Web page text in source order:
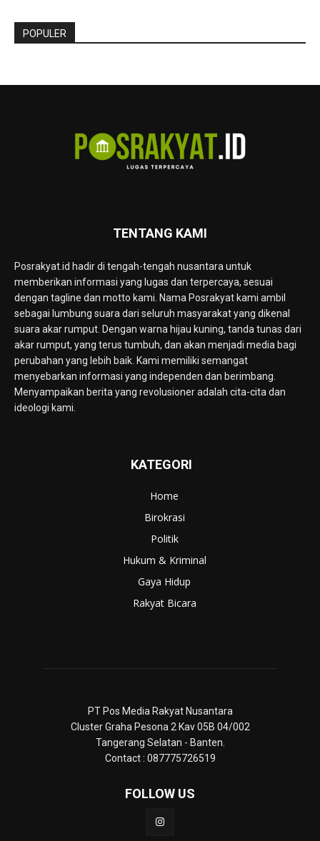
POPULER
TENTANG KAMI
Posrakyat.id hadir di tengah-tengah nusantara untuk
memberikan informasi yang lugas dan terpercaya, sesuai
dengan tagline dan motto kami. Nama Posrakyat kami ambil
sebagai lumbung suara dari seluruh masyarakat yang dikenal
suara akar rumput. Dengan warna hijau kuning, tanda tunas dari
akar rumput, yang terus tumbuh, dan akan menjadi media bagi
perubahan yang lebih baik. Kami memiliki semangat
menyebarkan informasi yang independen dan berimbang.
Menyampaikan berita yang revolusioner adalah cita-cita dan
ideologi kami.
KATEGORI
Home
Birokrasi
Politik
Hukum & Kriminal
Gaya Hidup
Rakyat Bicara
PT Pos Media Rakyat Nusantara
Cluster Graha Pesona 2 Kav 05B 04/002
Tangerang Selatan - Banten.
Contact : 087775726519
FOLLOW US